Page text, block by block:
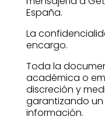
España.
La
encargo.
Toda la
académica o
discreción y
garantizando
información.